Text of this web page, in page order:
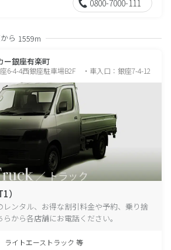
0800-7000-111
ら 1559m
ー銀座有楽町
6-4-4西銀座駐車場B2F ・車入口：銀座7-4-12
）
レンタル、お得な割引料金や予約、乗り捨
から各店舗にお電話ください。
ライトエーストラック 等